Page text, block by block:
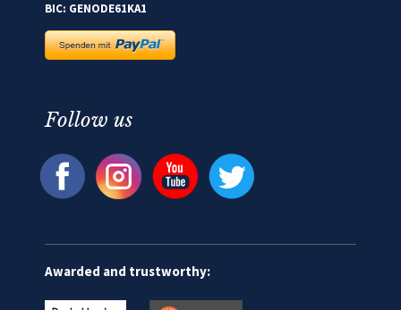
BIC: GENODE61KA1
Follow us
Awarded and trustworthy: